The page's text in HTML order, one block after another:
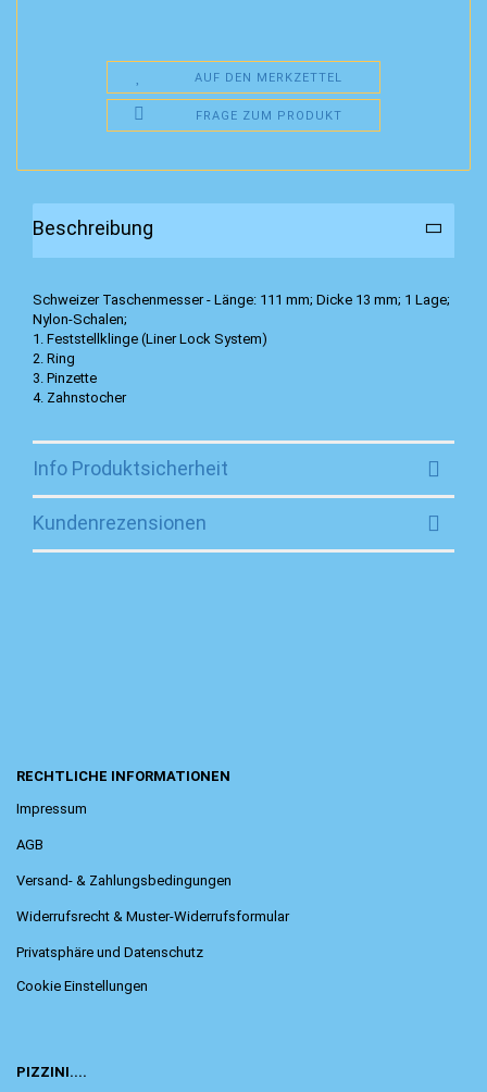
AUF DEN MERKZETTEL
FRAGE ZUM PRODUKT
Beschreibung
Schweizer Taschenmesser - Länge: 111 mm; Dicke 13 mm; 1 Lage;
Nylon-Schalen;
1. Feststellklinge (Liner Lock System)
2. Ring
3. Pinzette
4. Zahnstocher
Info Produktsicherheit
Kundenrezensionen
RECHTLICHE INFORMATIONEN
Impressum
AGB
Versand- & Zahlungsbedingungen
Widerrufsrecht & Muster-Widerrufsformular
Privatsphäre und Datenschutz
Cookie Einstellungen
PIZZINI....